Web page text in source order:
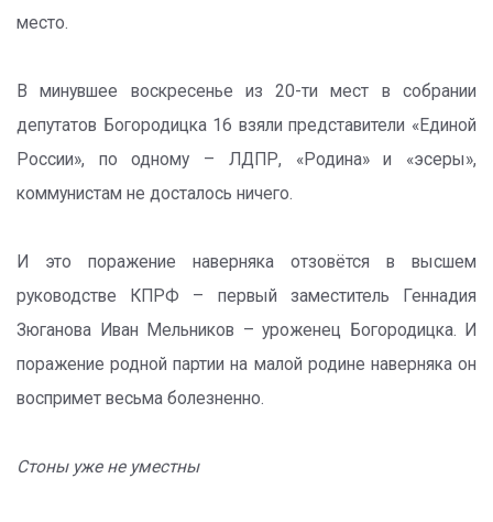
место.
В минувшее воскресенье из 20-ти мест в собрании
депутатов Богородицка 16 взяли представители «Единой
России», по одному – ЛДПР, «Родина» и «эсеры»,
коммунистам не досталось ничего.
И это поражение наверняка отзовётся в высшем
руководстве КПРФ – первый заместитель Геннадия
Зюганова Иван Мельников – уроженец Богородицка. И
поражение родной партии на малой родине наверняка он
воспримет весьма болезненно.
Стоны уже не уместны